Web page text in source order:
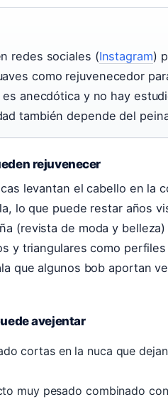
redes sociales (Instagram)
como rejuvenecedor
anecdótica y no hay
también depende del
rejuvenecer
levantan el cabello en la
lo que puede restar años
(revista de moda y
y triangulares como
que algunos bob aportan
avejentar
cortas en la nuca que
muy pesado combinado